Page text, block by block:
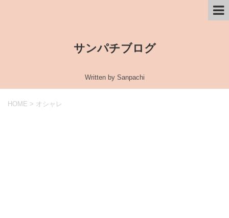
サンパチブログ
Written by Sanpachi
HOME > オシャレ